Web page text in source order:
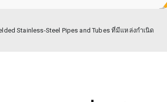
Stainless-Steel Pipes and Tubes ที่มีแหล่งกำเนิด